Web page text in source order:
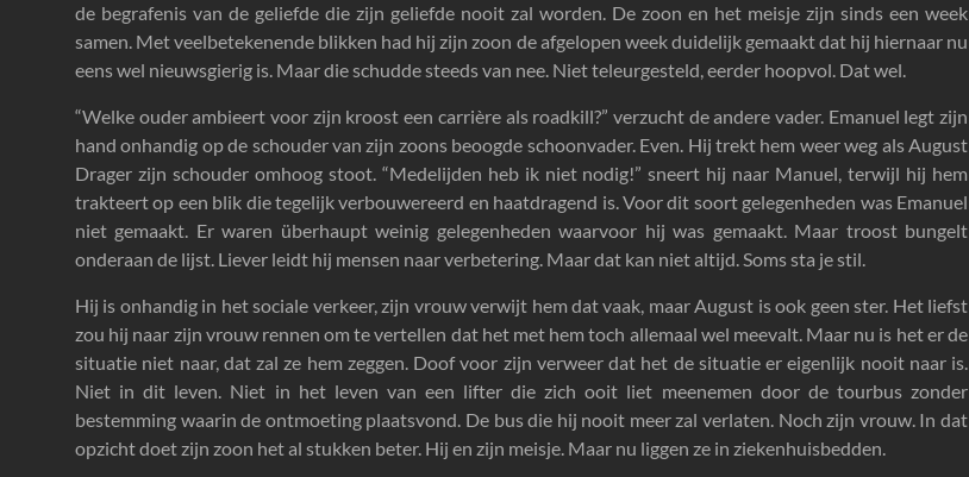
de begrafenis van de geliefde die zijn geliefde nooit zal worden. De zoon en het meisje zijn sinds een week
samen. Met veelbetekenende blikken had hij zijn zoon de afgelopen week duidelijk gemaakt dat hij hiernaar nu
eens wel nieuwsgierig is. Maar die schudde steeds van nee. Niet teleurgesteld, eerder hoopvol. Dat wel.
“Welke ouder ambieert voor zijn kroost een carrière als roadkill?” verzucht de andere vader. Emanuel legt zijn
hand onhandig op de schouder van zijn zoons beoogde schoonvader. Even. Hij trekt hem weer weg als August
Drager zijn schouder omhoog stoot. “Medelijden heb ik niet nodig!” sneert hij naar Manuel, terwijl hij hem
trakteert op een blik die tegelijk verbouwereerd en haatdragend is. Voor dit soort gelegenheden was Emanuel
niet gemaakt. Er waren überhaupt weinig gelegenheden waarvoor hij was gemaakt. Maar troost bungelt
onderaan de lijst. Liever leidt hij mensen naar verbetering. Maar dat kan niet altijd. Soms sta je stil.
Hij is onhandig in het sociale verkeer, zijn vrouw verwijt hem dat vaak, maar August is ook geen ster. Het liefst
zou hij naar zijn vrouw rennen om te vertellen dat het met hem toch allemaal wel meevalt. Maar nu is het er de
situatie niet naar, dat zal ze hem zeggen. Doof voor zijn verweer dat het de situatie er eigenlijk nooit naar is.
Niet in dit leven. Niet in het leven van een lifter die zich ooit liet meenemen door de tourbus zonder
bestemming waarin de ontmoeting plaatsvond. De bus die hij nooit meer zal verlaten. Noch zijn vrouw. In dat
opzicht doet zijn zoon het al stukken beter. Hij en zijn meisje. Maar nu liggen ze in ziekenhuisbedden.